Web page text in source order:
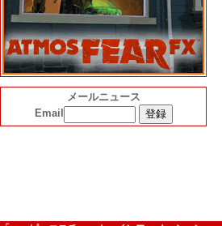
メールニュース
Email